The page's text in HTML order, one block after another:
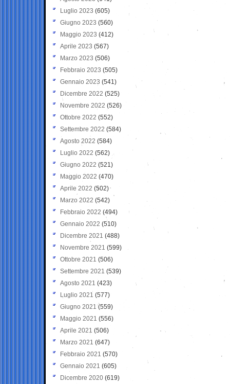
Luglio 2023 (605)
Giugno 2023 (560)
Maggio 2023 (412)
Aprile 2023 (567)
Marzo 2023 (506)
Febbraio 2023 (505)
Gennaio 2023 (541)
Dicembre 2022 (525)
Novembre 2022 (526)
Ottobre 2022 (552)
Settembre 2022 (584)
Agosto 2022 (584)
Luglio 2022 (562)
Giugno 2022 (521)
Maggio 2022 (470)
Aprile 2022 (502)
Marzo 2022 (542)
Febbraio 2022 (494)
Gennaio 2022 (510)
Dicembre 2021 (488)
Novembre 2021 (599)
Ottobre 2021 (506)
Settembre 2021 (539)
Agosto 2021 (423)
Luglio 2021 (577)
Giugno 2021(559)
Maggio 2021 (556)
Aprile 2021 (506)
Marzo 2021 (647)
Febbraio 2021 (570)
Gennaio 2021 (605)
Dicembre 2020 (619)